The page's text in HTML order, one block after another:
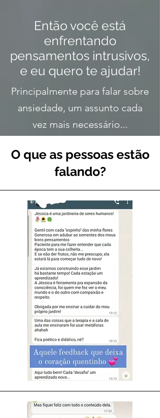
Então você está
enfrentando
pensamentos intrusivos,
e eu quero te ajudar!
Principalmente para falar sobre
ansiedade, um assunto cada
vez mais necessário...
O que as pessoas estão
falando?